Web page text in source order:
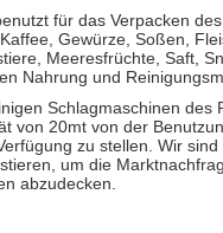
für das Verpacken des
Gewürze, Soßen,
Meeresfrüchte, Saft,
Nahrung und
Schlagmaschinen des
von 20mt von der
zu stellen. Wir sind
um die
abzudecken.